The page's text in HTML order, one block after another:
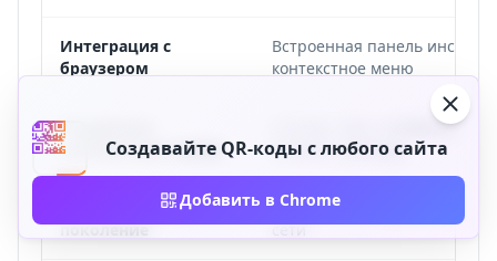
Интеграция с
браузером
Встроенная панель
контекстное меню
Поддержка
контекстного меню
Ссылки, текст, изображения
полная страница
Автономное
поколение
Статические коды работают
сети
Создавайте QR-коды с любого сайта
Добавить в Chrome